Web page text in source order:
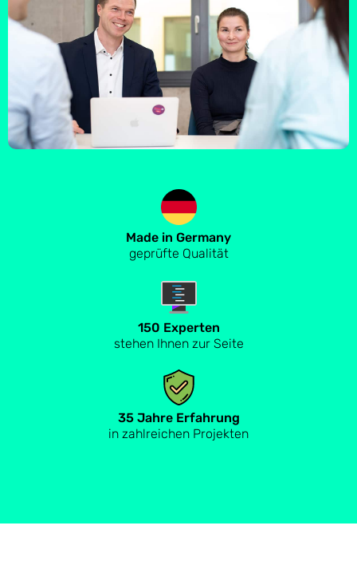
Made in Germany
geprüfte Qualität
150 Experten
stehen Ihnen zur Seite
35 Jahre Erfahrung
in zahlreichen Projekten